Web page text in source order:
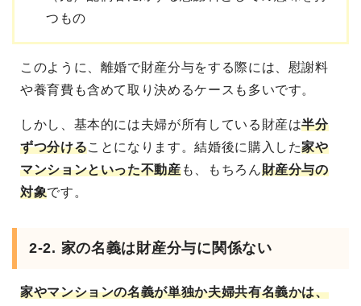
つもの
このように、離婚で財産分与をする際には、慰謝料
や養育費も含めて取り決めるケースも多いです。
しかし、基本的には夫婦が所有している財産は半分
ずつ分けることになります。結婚後に購入した家や
マンションといった不動産も、もちろん財産分与の
対象です。
2-2. 家の名義は財産分与に関係ない
家やマンションの名義が単独か夫婦共有名義かは、